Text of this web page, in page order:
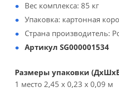
Вес комплекса: 85 кг
Упаковка: картонная
Страна производитель:
Артикул SG000001534
Размеры упаковки
1 место 2,45 х 0,23 х 0,09 м